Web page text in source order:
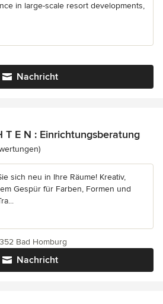
in large-scale resort developments,
Nachricht
T E N : Einrichtungsberatung
4.9 von 5 Sternen
sich neu in Ihre Räume! Kreativ,
Gespür für Farben, Formen und
Nachricht
Bad Homburg